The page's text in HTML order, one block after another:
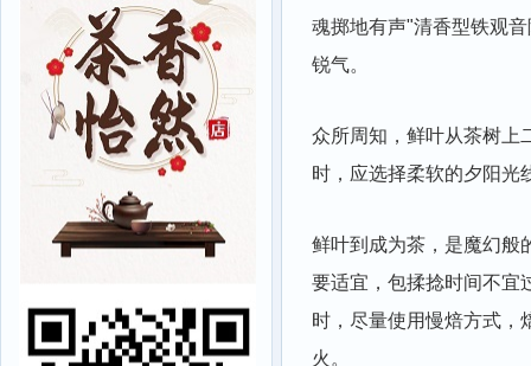
魂掷地有声"清香型铁观
锐气。
众所周知，鲜叶从茶树上
时，应选择柔软的夕阳
鲜叶到成为茶，是魔幻般
要适宜，包揉捻时间不宜
时，尽量使用慢焙方式，
火。